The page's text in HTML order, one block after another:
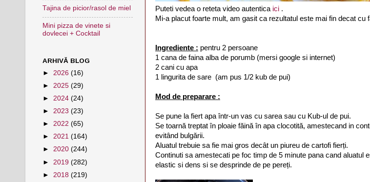
Puteti vedea o reteta video autentica ici .
Mi-a placut foarte mult, am gasit ca rezultatul este mai fin decat cu
Ingrediente : pentru 2 persoane
1 cana de faina alba de porumb (mersi google si internet)
2 cani cu apa
1 lingurita de sare (am pus 1/2 kub de pui)
Mod de preparare :
Se pune la fiert apa într-un vas cu sarea sau cu Kub-ul de pui.
Se toarnă treptat în ploaie făină în apa clocotită, amestecand in
evitând bulgării.
Aluatul trebuie sa fie mai gros decât un piureu de cartofi fierți.
Continuti sa amestecati pe foc timp de 5 minute pana cand aluatul
elastic si dens si se desprinde de pe pereți.
Tajina de picior/rasol de miel
Mini pizza de vinete si
dovlecei + Cocktail
ARHIVĂ BLOG
► 2026 (16)
► 2025 (29)
► 2024 (24)
► 2023 (23)
► 2022 (65)
► 2021 (164)
► 2020 (244)
► 2019 (282)
► 2018 (219)